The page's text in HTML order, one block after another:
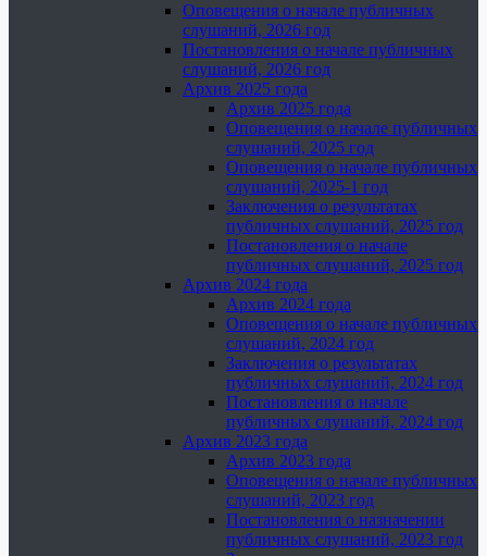
Оповещения о начале публичных
слушаний, 2026 год
Постановления о начале публичных
слушаний, 2026 год
Архив 2025 года
Архив 2025 года
Оповещения о начале публичных
слушаний, 2025 год
Оповещения о начале публичных
слушаний, 2025-1 год
Заключения о результатах
публичных слушаний, 2025 год
Постановления о начале
публичных слушаний, 2025 год
Архив 2024 года
Архив 2024 года
Оповещения о начале публичных
слушаний, 2024 год
Заключения о результатах
публичных слушаний, 2024 год
Постановления о начале
публичных слушаний, 2024 год
Архив 2023 года
Архив 2023 года
Оповещения о начале публичных
слушаний, 2023 год
Постановления о назначении
публичных слушаний, 2023 год